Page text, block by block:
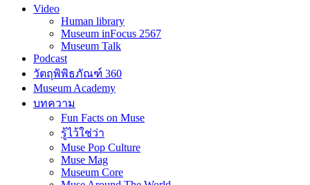
Museum inFocus 2567
Museum Talk
Podcast
วัตถุพิพิธภัณฑ์ 360
Museum Academy
บทความ
Fun Facts on Muse
รู้ไว้ใช่ว่า
Muse Pop Culture
Muse Mag
Museum Core
Muse Around The World
Insight MuseumSiam